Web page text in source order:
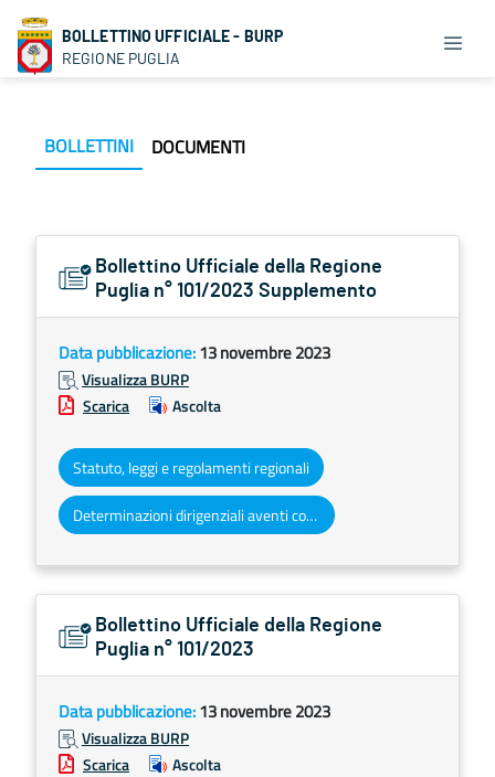
BOLLETTINO UFFICIALE - BURP
REGIONE PUGLIA
BOLLETTINI DOCUMENTI
Bollettino Ufficiale della Regione
Puglia n° 101/2023 Supplemento
Data pubblicazione:13 novembre 2023
Visualizza BURP
Scarica
Ascolta
Statuto, leggi e regolamenti regionali
Determinazioni dirigenziali aventi contenuto di interesse generale
Bollettino Ufficiale della Regione
Puglia n° 101/2023
Data pubblicazione:13 novembre 2023
Visualizza BURP
Scarica
Ascolta